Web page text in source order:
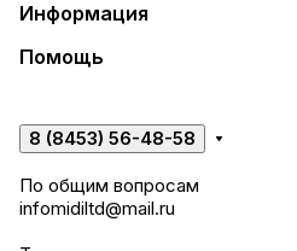
Информация
Помощь
8 (8453) 56-48-58
По общим вопросам
infomidiltd@mail.ru